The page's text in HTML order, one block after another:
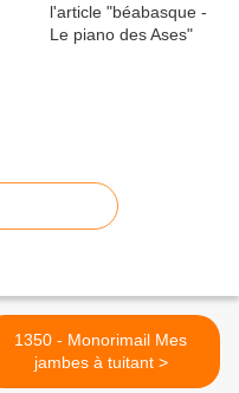
1350 - Monorimail Mes
jambes à tuitant >